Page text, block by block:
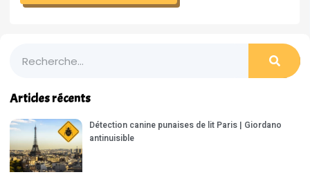
Articles récents
Détection canine punaises de lit Paris | Giordano
antinuisible